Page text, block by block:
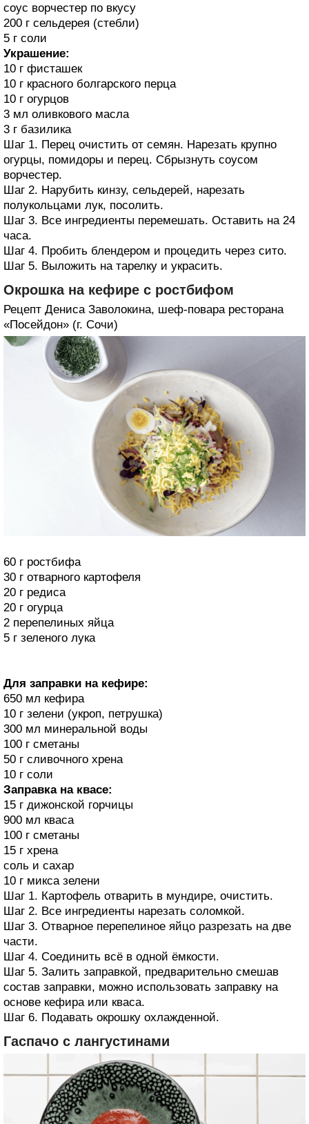
соус ворчестер по вкусу
200 г сельдерея (стебли)
5 г соли
Украшение:
10 г фисташек
10 г красного болгарского перца
10 г огурцов
3 мл оливкового масла
3 г базилика
Шаг 1. Перец очистить от семян. Нарезать крупно
огурцы, помидоры и перец. Сбрызнуть соусом
ворчестер.
Шаг 2. Нарубить кинзу, сельдерей, нарезать
полукольцами лук, посолить.
Шаг 3. Все ингредиенты перемешать. Оставить на 24
часа.
Шаг 4. Пробить блендером и процедить через сито.
Шаг 5. Выложить на тарелку и украсить.
Окрошка на кефире с ростбифом
Рецепт Дениса Заволокина, шеф-повара ресторана
«Посейдон» (г. Сочи)
60 г ростбифа
30 г отварного картофеля
20 г редиса
20 г огурца
2 перепелиных яйца
5 г зеленого лука
Для заправки на кефире:
650 мл кефира
10 г зелени (укроп, петрушка)
300 мл минеральной воды
100 г сметаны
50 г сливочного хрена
10 г соли
Заправка на квасе:
15 г дижонской горчицы
900 мл кваса
100 г сметаны
15 г хрена
соль и сахар
10 г микса зелени
Шаг 1. Картофель отварить в мундире, очистить.
Шаг 2. Все ингредиенты нарезать соломкой.
Шаг 3. Отварное перепелиное яйцо разрезать на две
части.
Шаг 4. Соединить всё в одной ёмкости.
Шаг 5. Залить заправкой, предварительно смешав
состав заправки, можно использовать заправку на
основе кефира или кваса.
Шаг 6. Подавать окрошку охлажденной.
Гаспачо с лангустинами